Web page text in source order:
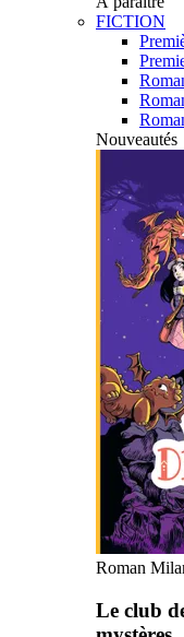
FICTION
Nouveautés
Roman
Le club